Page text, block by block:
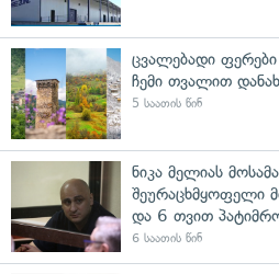
ცვალებადი
ჩემი თვალით
5 საათის წინ
ნიკა მელიას
შეურაცხმყოფელი
და 6 თვით
6 საათის წინ